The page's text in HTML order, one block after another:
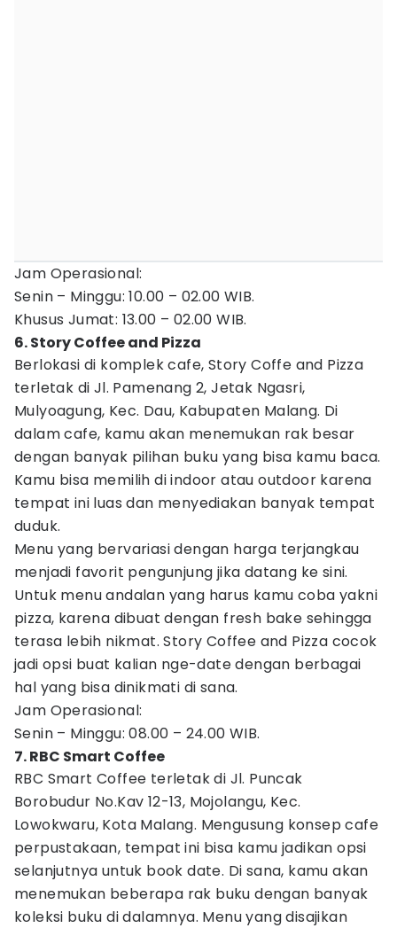
Jam Operasional:
Senin – Minggu: 10.00 – 02.00 WIB.
Khusus Jumat: 13.00 – 02.00 WIB.
6. Story Coffee and Pizza
Berlokasi di komplek cafe, Story Coffe and Pizza
terletak di Jl. Pamenang 2, Jetak Ngasri,
Mulyoagung, Kec. Dau, Kabupaten Malang. Di
dalam cafe, kamu akan menemukan rak besar
dengan banyak pilihan buku yang bisa kamu baca.
Kamu bisa memilih di indoor atau outdoor karena
tempat ini luas dan menyediakan banyak tempat
duduk.
Menu yang bervariasi dengan harga terjangkau
menjadi favorit pengunjung jika datang ke sini.
Untuk menu andalan yang harus kamu coba yakni
pizza, karena dibuat dengan fresh bake sehingga
terasa lebih nikmat. Story Coffee and Pizza cocok
jadi opsi buat kalian nge-date dengan berbagai
hal yang bisa dinikmati di sana.
Jam Operasional:
Senin – Minggu: 08.00 – 24.00 WIB.
7. RBC Smart Coffee
RBC Smart Coffee terletak di Jl. Puncak
Borobudur No.Kav 12-13, Mojolangu, Kec.
Lowokwaru, Kota Malang. Mengusung konsep cafe
perpustakaan, tempat ini bisa kamu jadikan opsi
selanjutnya untuk book date. Di sana, kamu akan
menemukan beberapa rak buku dengan banyak
koleksi buku di dalamnya. Menu yang disajikan